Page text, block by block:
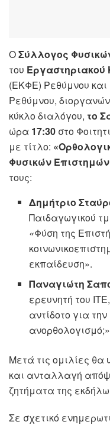
ΟΣύλλογος
του Εργαστηριακού
(ΕΚΦΕ) Ρεθύμνου και
Ρεθύμνου,
κύκλο διαλόγου, το
ώρα 17:30 στο
με τίτλο:
Φυσικών
τους:
Δημήτριο
Παιδαγωγικού
«Φύση της
εκπαίδευση».
Παναγιώτη
ερευνητή του
αντίδοτο για
Μετά τις ομιλίες θα
και ανταλλαγή
ζητήματα της
Σε σχετικό